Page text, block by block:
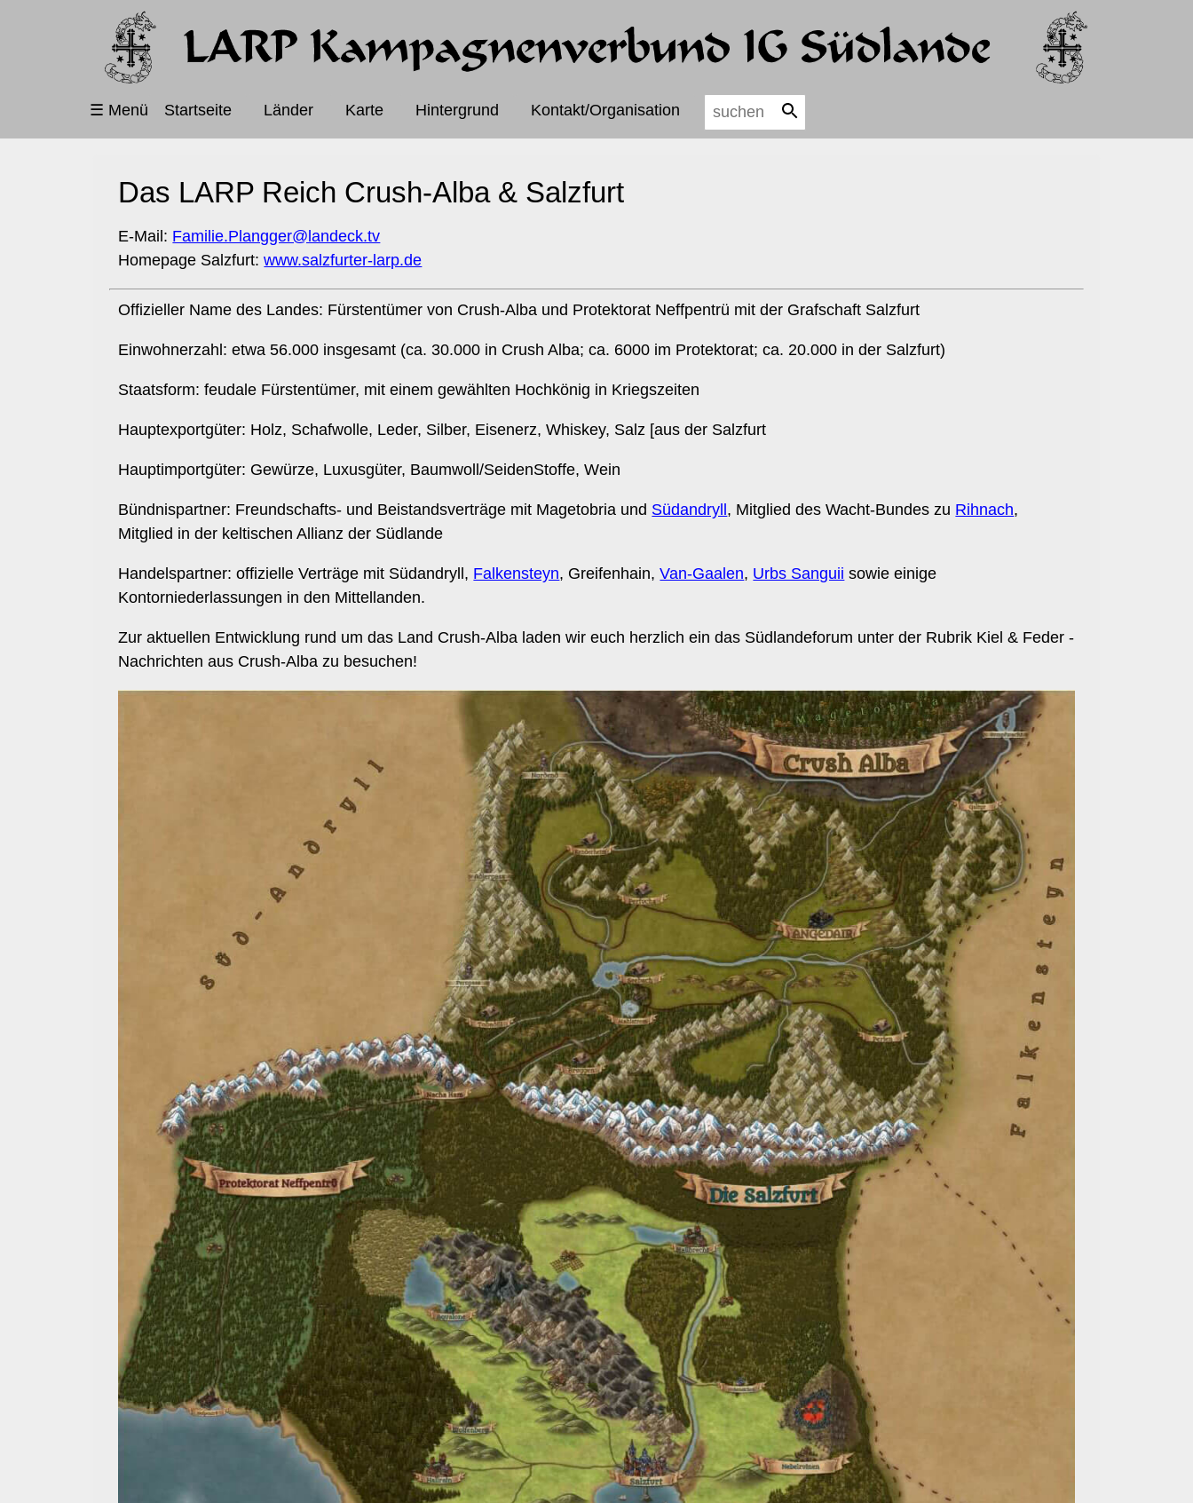
☰ MenüNavigation
überspringen
Startseite Länder Karte Hintergrund Kontakt/Organisation
Das LARP Reich Crush-Alba & Salzfurt
E-Mail: Familie.Plangger@landeck.tv
Homepage Salzfurt:www.salzfurter-larp.de
Offizieller Name des Landes: Fürstentümer von Crush-Alba und Protektorat Neffpentrü mit der Grafschaft Salzfurt
Einwohnerzahl: etwa 56.000 insgesamt (ca. 30.000 in Crush Alba; ca. 6000 im Protektorat; ca. 20.000 in der Salzfurt)
Staatsform: feudale Fürstentümer, mit einem gewählten Hochkönig in Kriegszeiten
Hauptexportgüter: Holz, Schafwolle, Leder, Silber, Eisenerz, Whiskey, Salz [aus der Salzfurt
Hauptimportgüter: Gewürze, Luxusgüter, Baumwoll/SeidenStoffe, Wein
Bündnispartner: Freundschafts- und Beistandsverträge mit Magetobria und Südandryll, Mitglied des Wacht-Bundes zu Rihnach,
Mitglied in der keltischen Allianz der Südlande
Handelspartner: offizielle Verträge mit Südandryll, Falkensteyn, Greifenhain,Van-Gaalen, Urbs Sanguii sowie einige
Kontorniederlassungen in den Mittellanden.
Zur aktuellen Entwicklung rund um das Land Crush-Alba laden wir euch herzlich ein das Südlandeforum unter der Rubrik Kiel & Feder -
Nachrichten aus Crush-Alba zu besuchen!